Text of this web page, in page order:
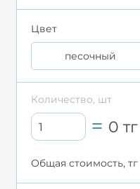
Цвет
песочный
Количество, шт
0тг
Общая стоимость, тг